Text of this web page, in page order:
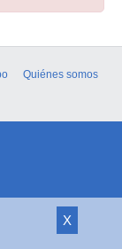
X
Quiénes somos